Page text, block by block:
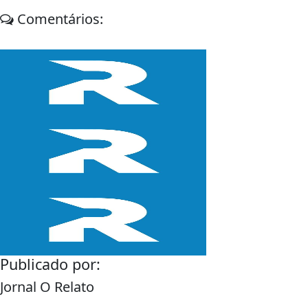
Comentários:
Publicado por:
Jornal O Relato